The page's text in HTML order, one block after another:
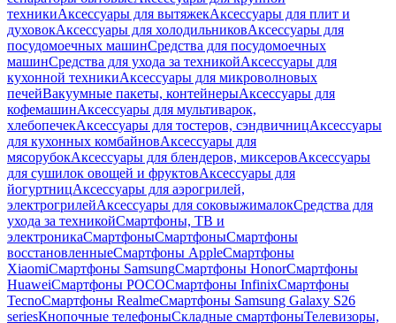
техникиАксессуары для вытяжекАксессуары для плит и
духовокАксессуары для холодильниковАксессуары для
посудомоечных машинСредства для посудомоечных
машинСредства для ухода за техникойАксессуары для
кухонной техникиАксессуары для микроволновых
печейВакуумные пакеты, контейнерыАксессуары для
кофемашинАксессуары для мультиварок,
хлебопечекАксессуары для тостеров, сэндвичницАксессуары
для кухонных комбайновАксессуары для
мясорубокАксессуары для блендеров, миксеровАксессуары
для сушилок овощей и фруктовАксессуары для
йогуртницАксессуары для аэрогрилей,
электрогрилейАксессуары для соковыжималокСредства для
ухода за техникойСмартфоны, ТВ и
электроникаСмартфоныСмартфоныСмартфоны
восстановленныеСмартфоны AppleСмартфоны
XiaomiСмартфоны SamsungСмартфоны HonorСмартфоны
HuaweiСмартфоны POCOСмартфоны InfinixСмартфоны
TecnoСмартфоны RealmeСмартфоны Samsung Galaxy S26
seriesКнопочные телефоныСкладные смартфоныТелевизоры,